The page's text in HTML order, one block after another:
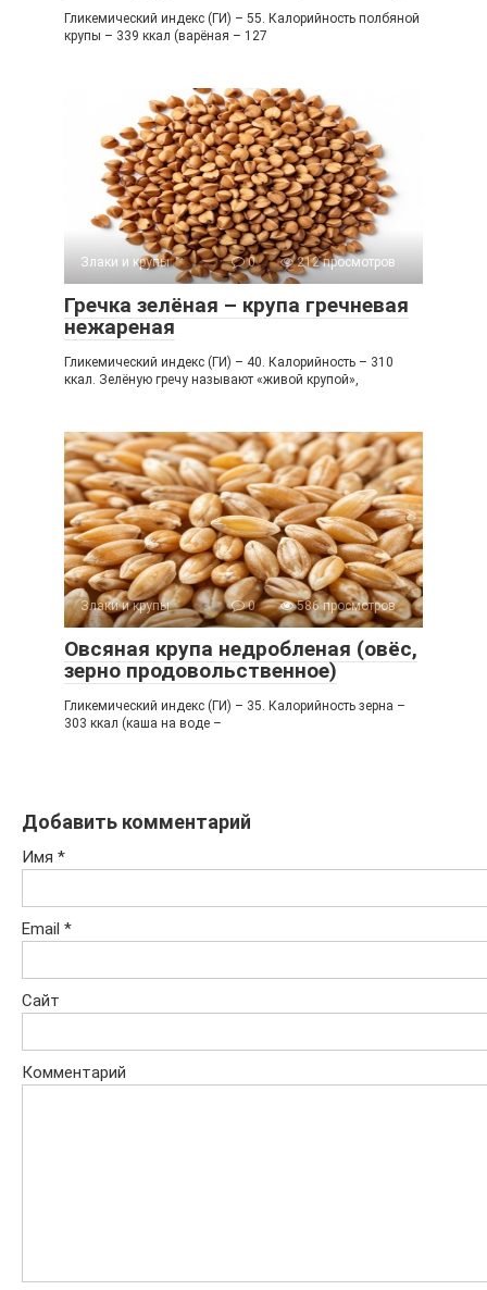
Гликемический индекс (ГИ) – 55. Калорийность полбяной
крупы – 339 ккал (варёная – 127
Злаки и крупы 0 212 просмотров
Гречка зелёная – крупа гречневая
нежареная
Гликемический индекс (ГИ) – 40. Калорийность – 310
ккал. Зелёную гречу называют «живой крупой»,
Злаки и крупы 0 586 просмотров
Овсяная крупа недробленая (овёс,
зерно продовольственное)
Гликемический индекс (ГИ) – 35. Калорийность зерна –
303 ккал (каша на воде –
Добавить комментарий
Имя *
Email *
Сайт
Комментарий